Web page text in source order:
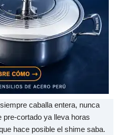
caballa entera, nunca
pre-cortado ya lleva horas
hace posible el shime saba.